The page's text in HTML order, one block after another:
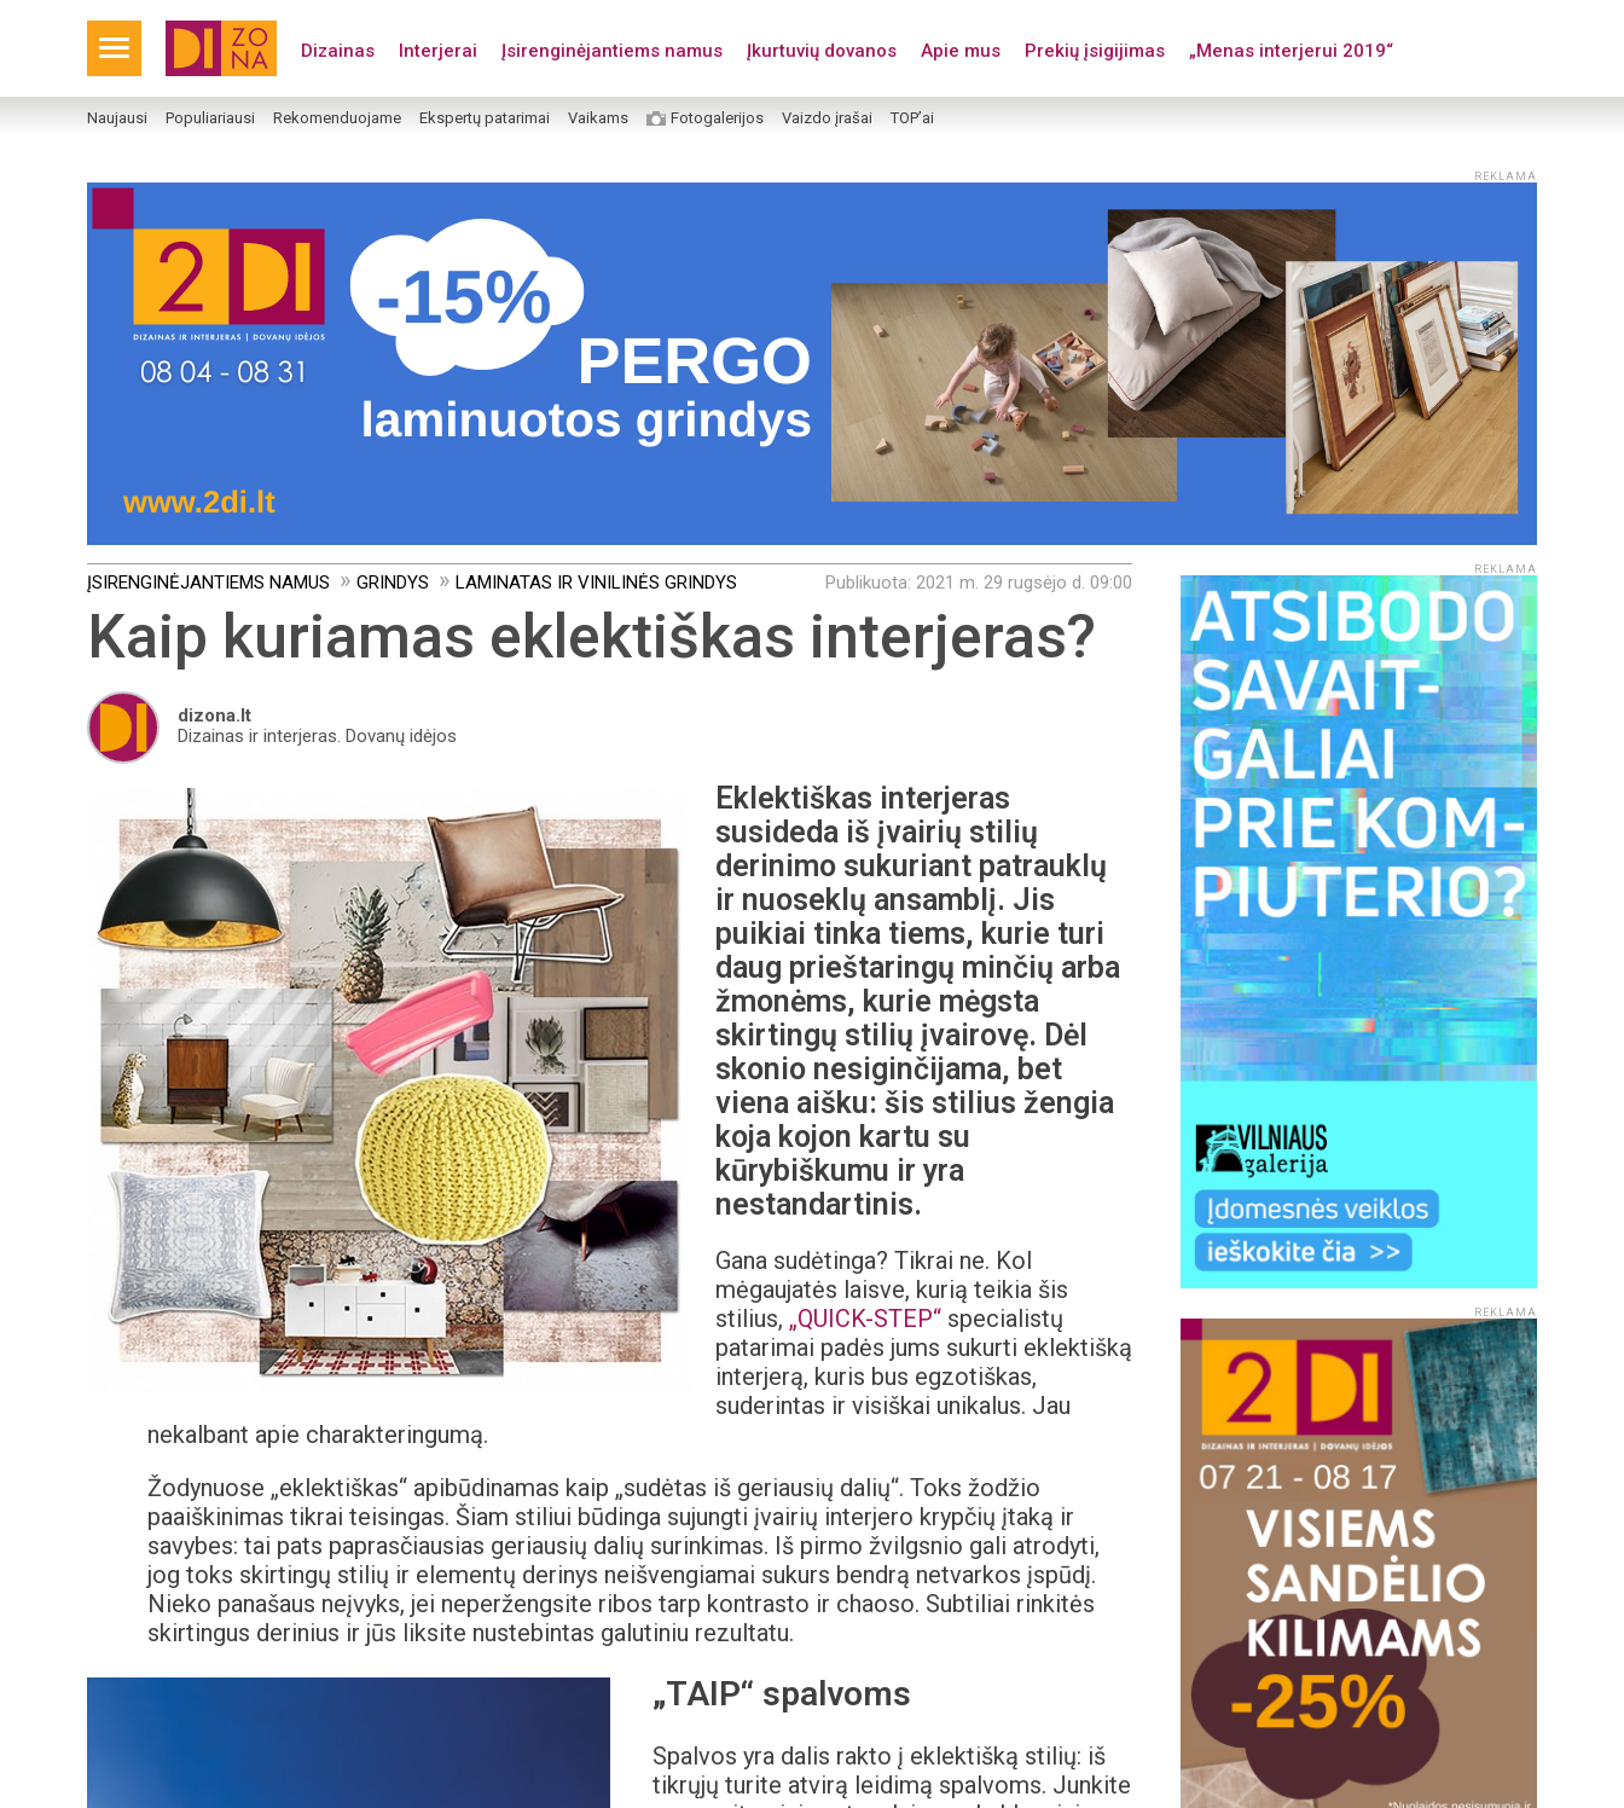
Dizainas Interjerai Įsirenginėjantiems namus Įkurtuvių dovanos Apie mus Prekių įsigijimas „Menas interjerui 2019“
Naujausi Populiariausi Rekomenduojame Ekspertų patarimai Vaikams Fotogalerijos Vaizdo įrašai TOP’ai
REKLAMA
ĮSIRENGINĖJANTIEMS NAMUS GRINDYS LAMINATAS IR VINILINĖS GRINDYS Publikuota: 2021 m. 29 rugsėjo d. 09:00
Kaip kuriamas eklektiškas interjeras?
dizona.lt
Dizainas ir interjeras. Dovanų idėjos
Eklektiškas interjeras
susideda iš įvairių stilių
derinimo sukuriant patrauklų
ir nuoseklų ansamblį. Jis
puikiai tinka tiems, kurie turi
daug prieštaringų minčių arba
žmonėms, kurie mėgsta
skirtingų stilių įvairovę. Dėl
skonio nesiginčijama, bet
viena aišku: šis stilius žengia
koja kojon kartu su
kūrybiškumu ir yra
nestandartinis.
Gana sudėtinga? Tikrai ne. Kol
mėgaujatės laisve, kurią teikia šis
stilius, „QUICK-STEP“ specialistų
patarimai padės jums sukurti eklektišką
interjerą, kuris bus egzotiškas,
suderintas ir visiškai unikalus. Jau
nekalbant apie charakteringumą.
Žodynuose „eklektiškas“ apibūdinamas kaip „sudėtas iš geriausių dalių“. Toks žodžio
paaiškinimas tikrai teisingas. Šiam stiliui būdinga sujungti įvairių interjero krypčių įtaką ir
savybes: tai pats paprasčiausias geriausių dalių surinkimas. Iš pirmo žvilgsnio gali atrodyti,
jog toks skirtingų stilių ir elementų derinys neišvengiamai sukurs bendrą netvarkos įspūdį.
Nieko panašaus neįvyks, jei neperžengsite ribos tarp kontrasto ir chaoso. Subtiliai rinkitės
skirtingus derinius ir jūs liksite nustebintas galutiniu rezultatu.
„TAIP“ spalvoms
Spalvos yra dalis rakto į eklektišką stilių: iš
tikrųjų turite atvirą leidimą spalvoms. Junkite
REKLAMA
REKLAMA